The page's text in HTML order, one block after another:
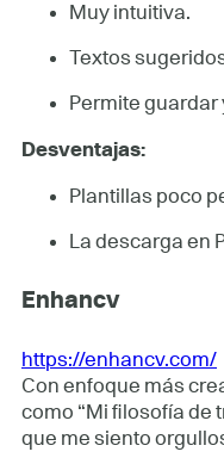
Muy intuitiva.
Textos
Permite
Desventajas:
Plantillas poco
La descarga en
Enhancv
https://enhancv.com/
Con enfoque más
como “Mi filosofía de
que me siento